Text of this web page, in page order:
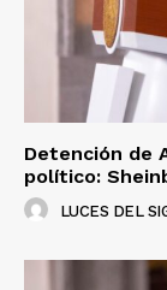
Detención de
político:
LUCES DEL